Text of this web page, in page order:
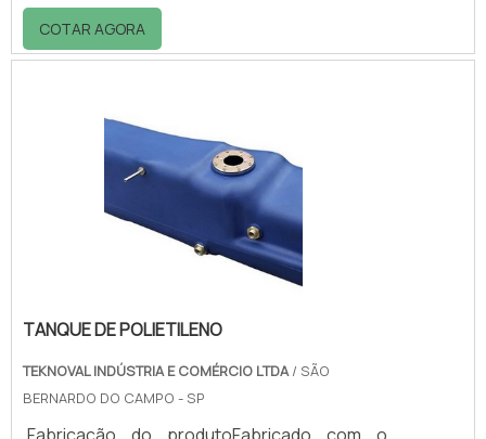
segmentos e para finalidades diferentes,
como: - Bares; - Restaurantes; - Hotéis; -
sobremesas.Nos hospitais e laboratórios o
carro multiuso é utilizado como bancada
móvel para apoio de instrumentos, aparelhos
e outros objetos. Nas indústrias e.
COTAR AGORA
TANQUE DE POLIETILENO
TEKNOVAL INDÚSTRIA E COMÉRCIO LTDA/ SÃO
BERNARDO DO CAMPO - SP